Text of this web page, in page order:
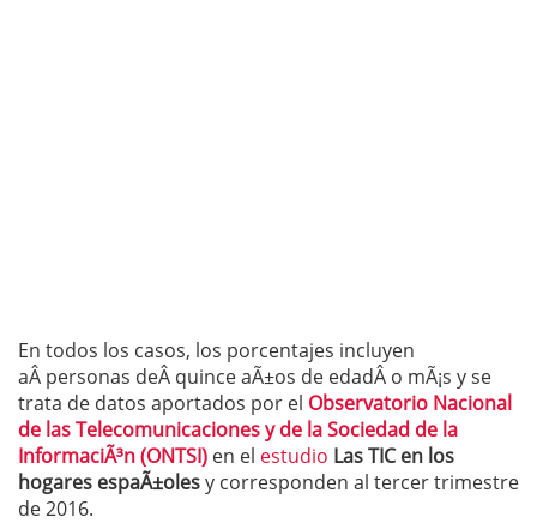
En todos los casos, los porcentajes incluyen
aÂ personas deÂ quince aÃ±os de edadÂ o mÃ¡s y se
trata de datos aportados por el Observatorio Nacional
de las Telecomunicaciones y de la Sociedad de la
InformaciÃ³n (ONTSI) en el estudio Las TIC en los
hogares espaÃ±olesy corresponden al tercer trimestre
de 2016.